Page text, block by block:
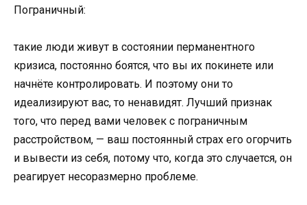
Пограничный:
такие люди живут в состоянии перманентного
кризиса, постоянно боятся, что вы их покинете или
начнёте контролировать. И поэтому они то
идеализируют вас, то ненавидят. Лучший признак
того, что перед вами человек с пограничным
расстройством, — ваш постоянный страх его огорчить
и вывести из себя, потому что, когда это случается, он
реагирует несоразмерно проблеме.